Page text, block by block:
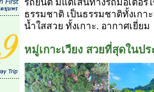
รถยนต์ มีแต่เส้นทางรถมอเตอร์
ธรรมชาติ เป็นธรรมชาติทั้งเกา
น้ำใสสวย ทั้งเกาะ. อากาศเยี่ยม
หมู่เกาะเวียง สวยที่สุดในป